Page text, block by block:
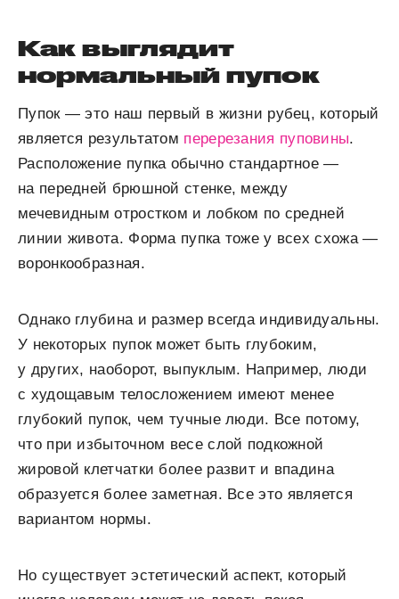
Как выглядит
нормальный пупок
Пупок ― это наш первый в жизни рубец, который
является результатом перерезания пуповины.
Расположение пупка обычно стандартное ―
на передней брюшной стенке, между
мечевидным отростком и лобком по средней
линии живота. Форма пупка тоже у всех схожа ―
воронкообразная.
Однако глубина и размер всегда индивидуальны.
У некоторых пупок может быть глубоким,
у других, наоборот, выпуклым. Например, люди
с худощавым телосложением имеют менее
глубокий пупок, чем тучные люди. Все потому,
что при избыточном весе слой подкожной
жировой клетчатки более развит и впадина
образуется более заметная. Все это является
вариантом нормы.
Но существует эстетический аспект, который